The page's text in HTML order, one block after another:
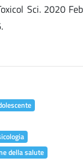
Sci. 2020 Feb
della salute